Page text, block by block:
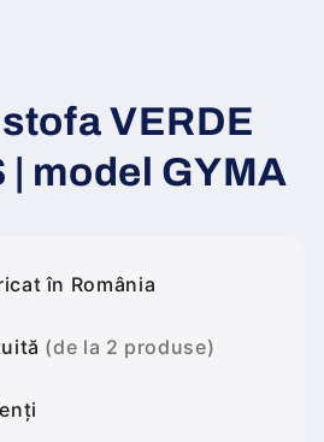
VERDE
| model GYMA
în România
(de la 2 produse)